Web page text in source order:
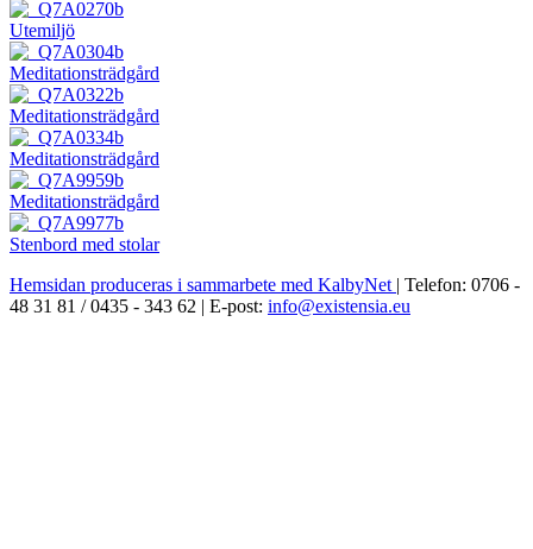
Utemiljö
Meditationsträdgård
Meditationsträdgård
Meditationsträdgård
Meditationsträdgård
Stenbord med stolar
Hemsidan produceras i sammarbete med KalbyNet | Telefon: 0706 -
48 31 81 / 0435 - 343 62 | E-post: info@existensia.eu